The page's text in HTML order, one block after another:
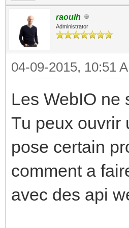
raoulh
Administrator
04-09-2015, 10:51
Les WebIO ne
Tu peux ouvrir
pose certain
comment a
avec des api